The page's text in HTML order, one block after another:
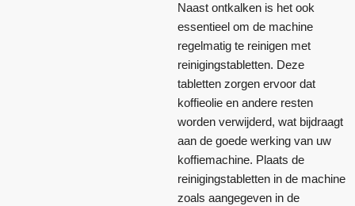
Naast ontkalken is het ook
essentieel om de machine
regelmatig te reinigen met
reinigingstabletten. Deze
tabletten zorgen ervoor dat
koffieolie en andere resten
worden verwijderd, wat bijdraagt
aan de goede werking van uw
koffiemachine. Plaats de
reinigingstabletten in de machine
zoals aangegeven in de